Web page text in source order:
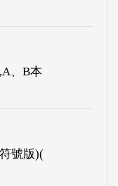
、B本
號版)(